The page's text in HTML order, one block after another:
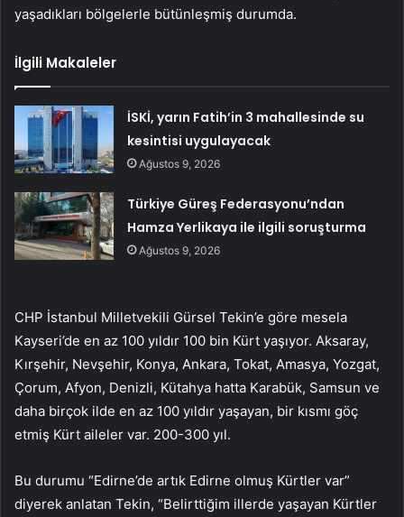
yaşadıkları bölgelerle bütünleşmiş durumda.
İlgili Makaleler
İSKİ, yarın Fatih’in 3 mahallesinde su
kesintisi uygulayacak
Ağustos 9, 2026
Türkiye Güreş Federasyonu’ndan
Hamza Yerlikaya ile ilgili soruşturma
Ağustos 9, 2026
CHP İstanbul Milletvekili Gürsel Tekin’e göre mesela
Kayseri’de en az 100 yıldır 100 bin Kürt yaşıyor. Aksaray,
Kırşehir, Nevşehir, Konya, Ankara, Tokat, Amasya, Yozgat,
Çorum, Afyon, Denizli, Kütahya hatta Karabük, Samsun ve
daha birçok ilde en az 100 yıldır yaşayan, bir kısmı göç
etmiş Kürt aileler var. 200-300 yıl.
Bu durumu “Edirne’de artık Edirne olmuş Kürtler var”
diyerek anlatan Tekin, “Belirttiğim illerde yaşayan Kürtler